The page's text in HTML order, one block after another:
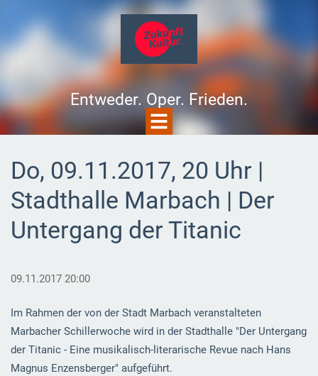
Entweder. Oper. Frieden.
Do, 09.11.2017, 20 Uhr |
Stadthalle Marbach | Der
Untergang der Titanic
09.11.2017 20:00
Im Rahmen der von der Stadt Marbach veranstalteten
Marbacher Schillerwoche wird in der Stadthalle "Der Untergang
der Titanic - Eine musikalisch-literarische Revue nach Hans
Magnus Enzensberger" aufgeführt.